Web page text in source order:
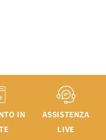
IN
ASSISTENZA
LIVE